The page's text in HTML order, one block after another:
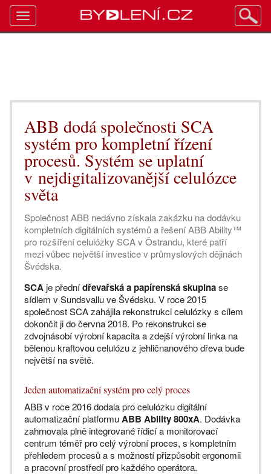
ABB dodá společnosti SCA
systém pro kompletní řízení
procesů. Systém se uplatní
v nejdigitalizovanější celulózce
světa
Společnost ABB nedávno získala zakázku na dodávku
kompletních digitálních systémů a řešení ABB Ability™
pro rozšíření celulózky SCA v Östrandu, které patří
mezi vůbec největší investice v průmyslových dějinách
Švédska.
SCA je přednídřevařská a papírenská skupinase
sídlem v Sundsvallu ve Švédsku. V roce 2015
společnost SCA zahájila rekonstrukci celulózky s cílem
dokončit ji do června 2018. Po rekonstrukci se
zdvojnásobí výrobní kapacita a zdejší výrobní linka na
bělenou kraftovou celulózu z jehličnanového dřeva bude
největší na světě.
Jeden automatizační systém pro celý proces
ABB v roce 2016 dodala pro celulózku digitální
automatizační platformuABB Ability 800xA. Dodávka
zahrnovala plně integrované řídicí a monitorovací
centrum téměř pro celý výrobní proces, s kompletním
přehledem procesů a s možností přizpůsobit ergonomii
a pracovní prostředí pro každého operátora.
Toggle
navigation